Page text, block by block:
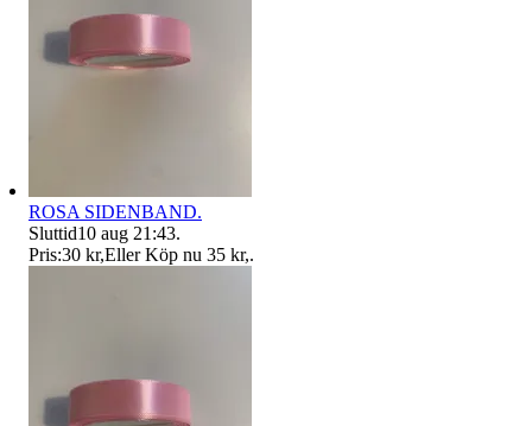
ROSA SIDENBAND.
Sluttid10 aug 21:43.
Pris:30 kr,Eller Köp nu 35 kr,.